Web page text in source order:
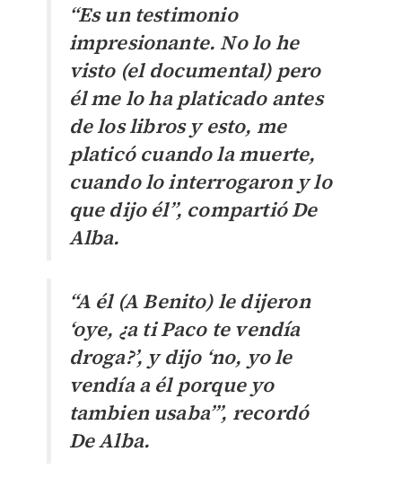
“Es un testimonio
impresionante. No lo he
visto (el documental) pero
él me lo ha platicado antes
de los libros y esto, me
platicó cuando la muerte,
cuando lo interrogaron y lo
que dijo él”, compartió De
Alba.
“A él (A Benito) le dijeron
‘oye, ¿a ti Paco te vendía
droga?’, y dijo ‘no, yo le
vendía a él porque yo
tambien usaba’”, recordó
De Alba.